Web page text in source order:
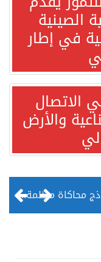
الصينية
في إطار
الاتصال
والأرض
منظمة المرأة العربية تطلق «نموذج محاكاة منظمة المرأة العربية للشباب» بمشاركة 10 دول عربية..غدًا